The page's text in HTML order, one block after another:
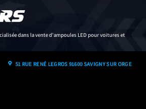
dans la vente d'ampoules LED pour voitures et
51 RUE RENÉ LEGROS 91600 SAVIGNY SUR ORGE